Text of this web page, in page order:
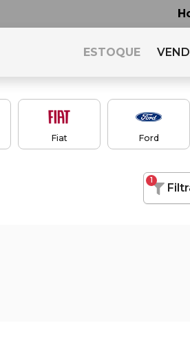
ESTOQUE
Fiat Ford
1